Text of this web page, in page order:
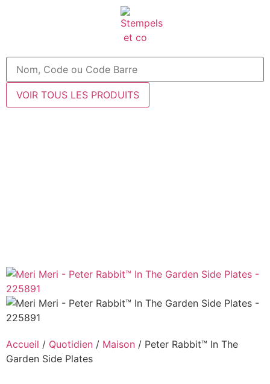
VOIR TOUS LES PRODUITS
Accueil / Quotidien / Maison / Peter Rabbit™ In The
Garden Side Plates